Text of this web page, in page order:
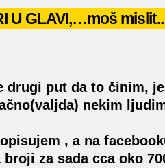
U GLAVI,…moš mislit..
drugi put da to činim,
nekim
, a na
za sada cca oko